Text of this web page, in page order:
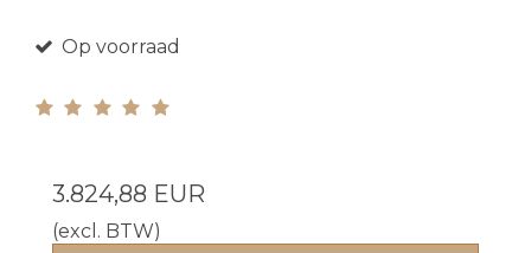
Op voorraad
3.824,88 EUR
(excl. BTW)